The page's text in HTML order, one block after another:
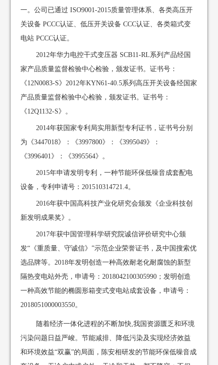
一。公司已通过 ISO9001-2015质量管理体系、各类高压开
关设备 PCCC认证、低压开关设备 CCC认证、各类箱式变
电站 PCCC认证。
2012年华力电控干式变压器 SCB11-RL系列产品经国
家产品质量监督检验中心检验，颁发证书。证书号：
《12N0083-S》2012年KYN61-40.5系列高压开关设备经国家
产品质量监督检验中心检验，颁发证书。证书号：
《12Q1132-S》。
2014年获国家专利局实用新型专利证书，证书号分别
为《3447018》：《3997800》：《3995049》：
《3996401》：《3995564》。
2015年申请发明专利，一种节能环保低噪音成套配电
设备，专利申请号：201510314721.4。
2016年获中国高科技产业化研究会颁发《企业科技创
新发明成果奖》。
2017年获中国管理科学研究院诚信评价研究中心颁
发“《重质量、守诚信》”示范企业荣誉证书，及中国搜索优
选品牌等。2018年发明创造一种高效耐老化耐腐蚀的新型
隔热变电站外壳，申请号：2018042100305990；发明创造
一种高效节能的椭圆形箱变式变电站成套设备，申请号：
2018051000003550。
随着经济一体化进程的不断加快,我国资源匮乏和环境
污染问题日益严峻。节能减排、降低污染及实现经济效益
和环境效益“双赢”的局面，陈安相研发的节能环保低噪音成